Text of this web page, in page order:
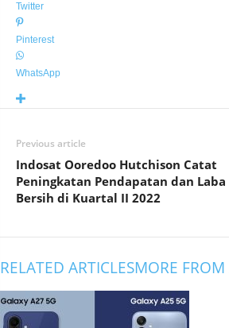
Twitter
Pinterest
WhatsApp
Previous article
Indosat Ooredoo Hutchison Catat
Peningkatan Pendapatan dan Laba
Bersih di Kuartal II 2022
RELATED ARTICLESMORE